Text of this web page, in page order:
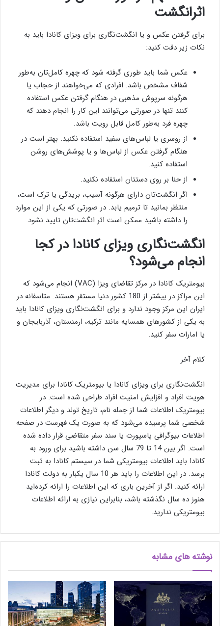
اثرانگشت
برای گرفتن عکس و یا انگشت‌نگاری برای ویزای کانادا باید به
نکات زیر دقت کنید:
عکس شما باید طوری گرفته شود که چهره کامل‌تان به‌طور
شفاف مشخص باشد. افرادی که می‌خواهند از حجاب یا
هرگونه سرپوش مذهبی در هنگام گرفتن عکس استفاده
کنند تنها در صورتی می‌توانند این کار را انجام دهند که
چهره فرد به‌طور کامل قابل رویت باشد.
از روسری یا لباس‌های سفید استفاده نکنید. بهتر است در
هنگام گرفتن عکس از لباس‌ها و یا پوشش‌های روشن
استفاده کنید.
از حنا بر روی دستتان استفاده نکنید.
اگر انگشت‌تان دارای هرگونه آسیب، بریدگی یا ترک است،
منتظر بمانید تا ترمیم یابد. در صورتی که یکی از این موارد
را داشته باشید ممکن است اثر انگشت‌تان تایید نشود.
انگشت‌نگاری ویزای کانادا در کجا
انجام می‌شود؟
بیومتریک کانادا در مرکز تقاضای ویزا (VAC) انجام می‌شود که
این مراکز در بیشتر از 180 کشور دنیا مستقر هستند. متاسفانه در
ایران این مرکز وجود ندارد و برای انگشت‌نگاری ویزای کانادا باید
به یکی از کشورهای همسایه مانند ترکیه، ارمنستان، آذربایجان و
یا امارات سفر کنید.
کلام آخر
انگشت‌نگاری برای ویزای کانادا یا بیومتریک کانادا برای مدیریت
هویت افراد و افزایش امنیت افراد طراحی شده است. در
بیومتریک اطلاعات شما از جمله نام، تاریخ تولد و دیگر اطلاعات
شخصی شما پرسیده می‌شود که به صورت یک فهرست در صفحه
اطلاعات بیوگرافی پاسپورت یا سند سفر متقاضی قرار داده شده
است. اگر بین 14 تا 79 سال سن داشته باشید برای ورود به
کانادا باید اطلاعات بیومتریکی شما در سیستم کانادا به ثبت
برسد. در این اطلاعات را باید هر 10 سال یکبار به دولت کانادا
ارائه کنید. اگر از آخرین باری که این اطلاعات را ارائه کرده‌اید
هنوز ده سال نگذشته باشد، بنابراین نیازی به ارائه اطلاعات
بیومتریکی ندارید.
نوشته های مشابه